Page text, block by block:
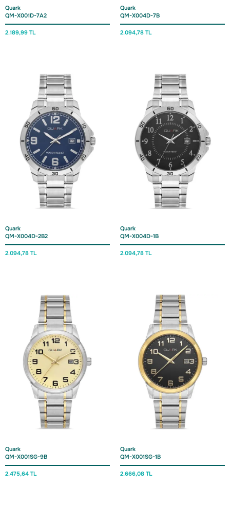
Quark
QM-X001D-7A2
2.189,99 TL
Quark
QM-X004D-7B
2.094,78 TL
Quark
QM-X004D-2B2
2.094,78 TL
Quark
QM-X004D-1B
2.094,78 TL
Quark
QM-X001SG-9B
2.475,64 TL
Quark
QM-X001SG-1B
2.666,08 TL